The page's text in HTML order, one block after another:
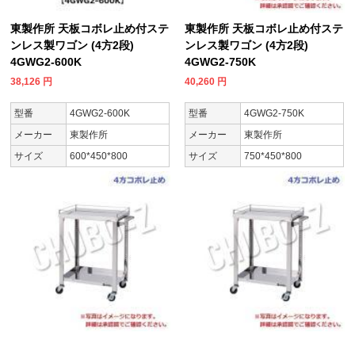
東製作所 天板コボレ止め付ステ
ンレス製ワゴン (4方2段)
4GWG2-600K
38,126 円
型番
4GWG2-600K
メーカー
東製作所
サイズ
600*450*800
東製作所 天板コボレ止め付ステ
ンレス製ワゴン (4方2段)
4GWG2-750K
40,260 円
型番
4GWG2-750K
メーカー
東製作所
サイズ
750*450*800